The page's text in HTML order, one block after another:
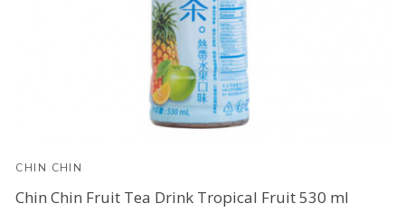
CHIN CHIN
Chin Chin Fruit Tea Drink Tropical Fruit 530 ml